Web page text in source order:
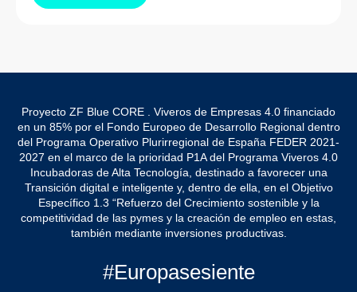
Proyecto ZF Blue CORE . Viveros de Empresas 4.0 financiado
en un 85% por el Fondo Europeo de Desarrollo Regional dentro
del Programa Operativo Plurirregional de España FEDER 2021-
2027 en el marco de la prioridad P1A del Programa Viveros 4.0
Incubadoras de Alta Tecnología, destinado a favorecer una
Transición digital e inteligente y, dentro de ella, en el Objetivo
Específico 1.3 “Refuerzo del Crecimiento sostenible y la
competitividad de las pymes y la creación de empleo en estas,
también mediante inversiones productivas.
#Europasesiente